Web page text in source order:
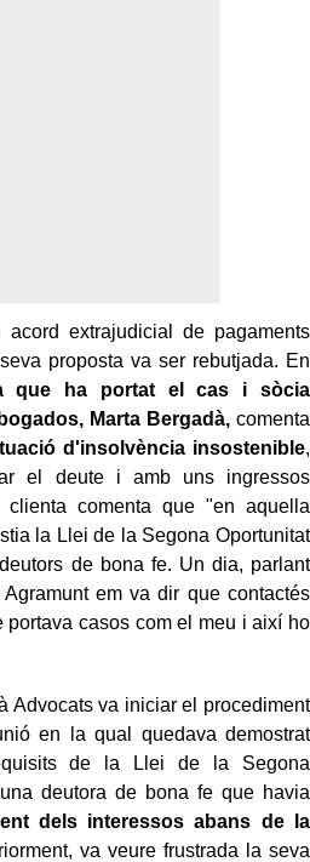
extrajudicial de pagaments
proposta va ser rebutjada. En
que ha portat el cas i sòcia
Marta Bergadà,comenta
d'insolvència insostenible,
el deute i amb uns ingressos
comenta que "en aquella
la Llei de la Segona Oportunitat
de bona fe. Un dia, parlant
em va dir que contactés
portava casos com el meu i així ho
Advocats va iniciar el procediment
en la qual quedava demostrat
de la Llei de la Segona
deutora de bona fe que havia
dels interessos abans de la
va veure frustrada la seva